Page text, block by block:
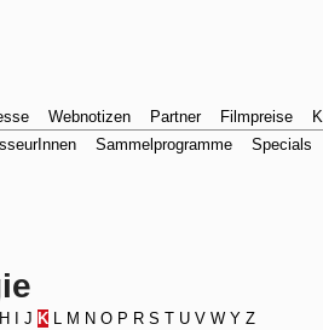
Webnotizen Partner Filmpreise
Sammelprogramme Specials
H J K L M N O P R S T U V W Y Z